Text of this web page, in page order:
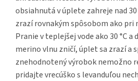
obsiahnutá v úplete zahreje nad
zrazí rovnakým spôsobom ako pri
Pranie v teplejšej vode ako 30 °C
merino vlnu zničí, úplet sa zrazí a
znehodnotený výrobok nemožno
pridajte vrecúško s levanduľou